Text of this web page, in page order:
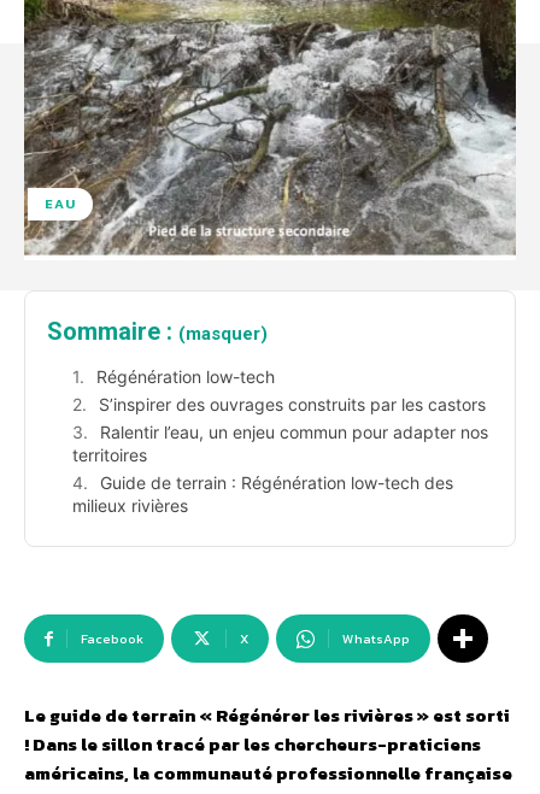
EAU
Sommaire : (masquer)
Régénération low-tech
S’inspirer des ouvrages construits par les castors
Ralentir l’eau, un enjeu commun pour adapter nos
territoires
Guide de terrain : Régénération low-tech des
milieux rivières
Facebook X WhatsApp
Le guide de terrain « Régénérer les rivières » est sorti
! Dans le sillon tracé par les chercheurs-praticiens
américains, la communauté professionnelle française